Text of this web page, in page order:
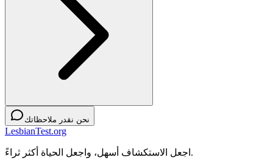
نحن نقدر ملاحظاتك
LesbianTest.org
اجعل الاستكشاف أسهل، واجعل الحياة أكثر ثراءً.